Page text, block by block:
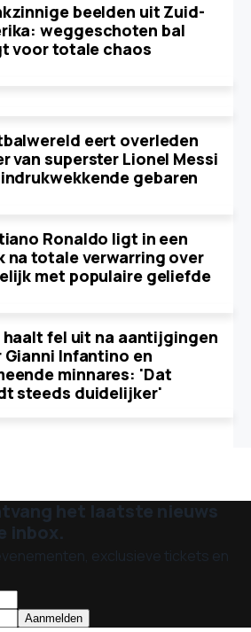
beelden uit Zuid-
weggeschoten bal
voor totale chaos
eert overleden
van superster Lionel Messi
gebaren
Ronaldo ligt in een
na totale verwarring over
met populaire geliefde
haalt fel uit na aantijgingen
Gianni Infantino en
minnares: 'Dat
steeds duidelijker'
het laatste nieuws
inbox.
exclusieve tickets en